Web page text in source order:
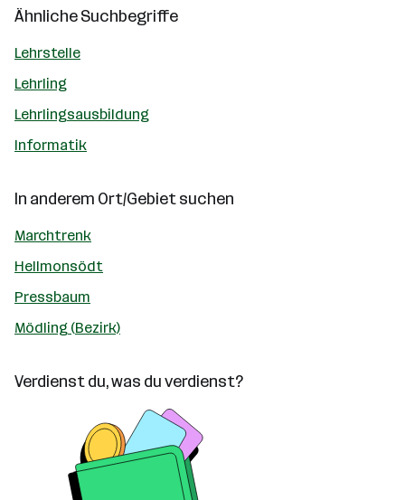
Ähnliche Suchbegriffe
Lehrstelle
Lehrling
Lehrlingsausbildung
Informatik
In anderem Ort/Gebiet suchen
Marchtrenk
Hellmonsödt
Pressbaum
Mödling (Bezirk)
Verdienst du, was du verdienst?